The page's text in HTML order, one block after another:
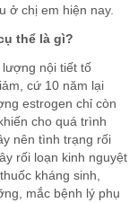
ở chị em hiện nay.
thể là gì?
nội tiết tố
cứ 10 năm lại
estrogen chỉ còn
cho quá trình
nên tình trạng rối
rối loạn kinh nguyệt
kháng sinh,
mắc bệnh lý phụ